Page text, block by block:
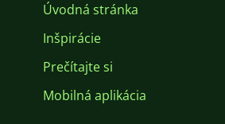
Úvodná stránka
Inšpirácie
Prečítajte si
Mobilná aplikácia